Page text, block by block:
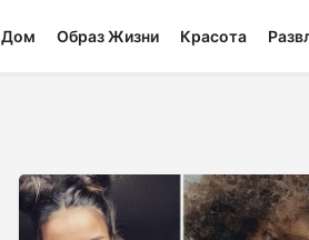
Дом Образ Жизни Красота